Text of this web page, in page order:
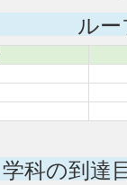
ル
学科の到達